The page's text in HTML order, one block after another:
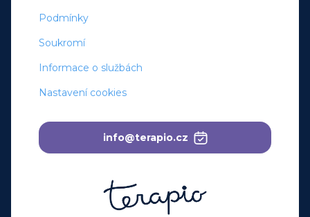
Podmínky
Soukromí
Informace o službách
Nastavení cookies
info@terapio.cz